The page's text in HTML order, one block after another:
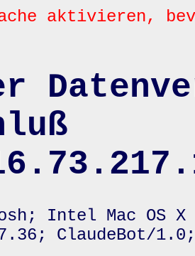
aktivieren,
Intel Mac OS X
ClaudeBot/1.0;